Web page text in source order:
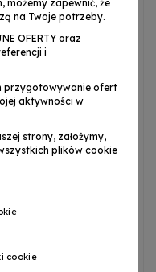
i w studiu
w biurze, domu,
przez
rzutnika na wieczorne
możemy zapewnić, że
na Twoje potrzeby.
OFERTY oraz
i
przygotowywanie ofert
aktywności w
strony, założymy,
plików cookie
cookie